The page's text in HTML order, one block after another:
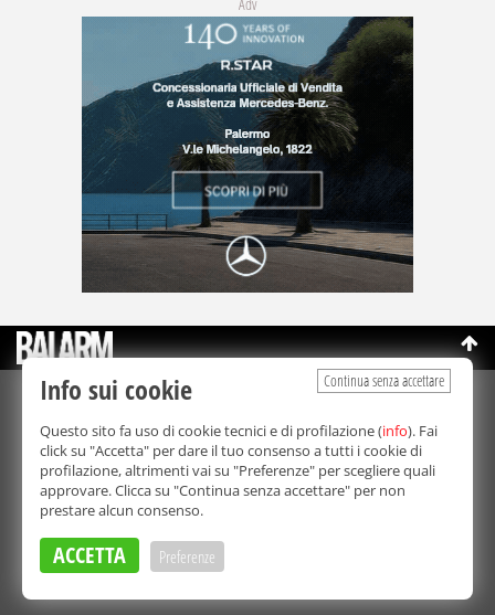
©Copyright 2003-2026
Bmedia Srl- P.IVA 07064240828
La riproduzione totale o parziale di tutti i contenuti, in qualunque
forma, su qualsiasi supporto è proibita.
Balarm.it è una testata giornalistica registrata. Autorizzazione del
Tribunale di Palermo n° 32 del 21/10/2003
Direttore responsabile:
Continua senza accettare
Info sui cookie
Questo sito fa uso di cookie tecnici e di profilazione (info). Fai
click su "Accetta" per dare il tuo consenso a tutti i cookie di
profilazione, altrimenti vai su "Preferenze" per scegliere quali
approvare. Clicca su "Continua senza accettare" per non
prestare alcun consenso.
ACCETTA Preferenze